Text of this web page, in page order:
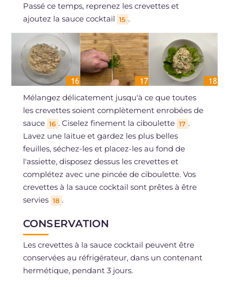
Passé ce temps, reprenez les crevettes et
ajoutez la sauce cocktail 15 .
Mélangez délicatement jusqu'à ce que toutes
les crevettes soient complètement enrobées de
sauce 16 . Ciselez finement la ciboulette 17 .
Lavez une laitue et gardez les plus belles
feuilles, séchez-les et placez-les au fond de
l'assiette, disposez dessus les crevettes et
complétez avec une pincée de ciboulette. Vos
crevettes à la sauce cocktail sont prêtes à être
servies 18 .
CONSERVATION
Les crevettes à la sauce cocktail peuvent être
conservées au réfrigérateur, dans un contenant
hermétique, pendant 3 jours.